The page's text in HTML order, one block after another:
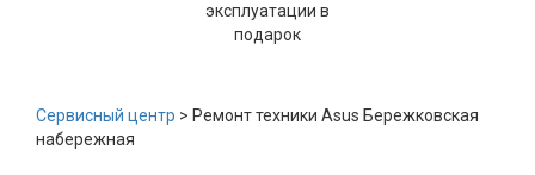
эксплуатации в
подарок
Сервисный центр > Ремонт техники Asus Бережковская
набережная